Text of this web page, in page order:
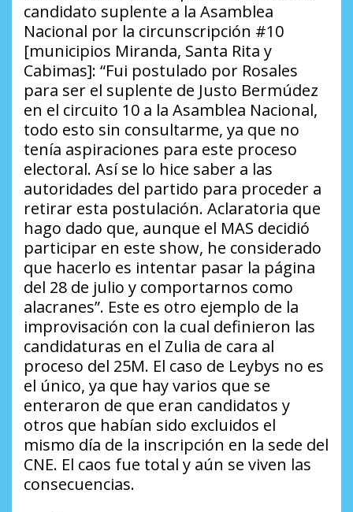
candidato suplente a la Asamblea
Nacional por la circunscripción #10
[municipios Miranda, Santa Rita y
Cabimas]: “Fui postulado por Rosales
para ser el suplente de Justo Bermúdez
en el circuito 10 a la Asamblea Nacional,
todo esto sin consultarme, ya que no
tenía aspiraciones para este proceso
electoral. Así se lo hice saber a las
autoridades del partido para proceder a
retirar esta postulación. Aclaratoria que
hago dado que, aunque el MAS decidió
participar en este show, he considerado
que hacerlo es intentar pasar la página
del 28 de julio y comportarnos como
alacranes”. Este es otro ejemplo de la
improvisación con la cual definieron las
candidaturas en el Zulia de cara al
proceso del 25M. El caso de Leybys no es
el único, ya que hay varios que se
enteraron de que eran candidatos y
otros que habían sido excluidos el
mismo día de la inscripción en la sede del
CNE. El caos fue total y aún se viven las
consecuencias.